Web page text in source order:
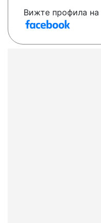
Вижте профила